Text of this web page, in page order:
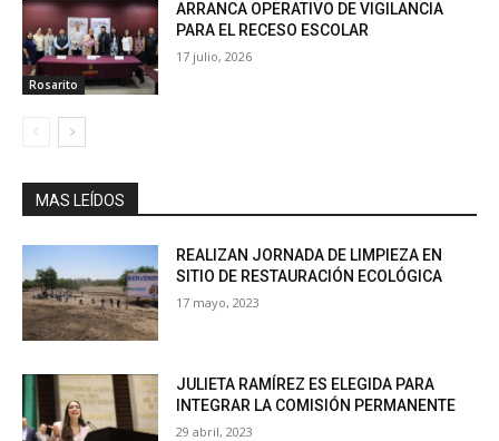
Rosarito
ARRANCA OPERATIVO DE VIGILANCIA
PARA EL RECESO ESCOLAR
17 julio, 2026
MAS LEÍDOS
REALIZAN JORNADA DE LIMPIEZA EN
SITIO DE RESTAURACIÓN ECOLÓGICA
17 mayo, 2023
JULIETA RAMÍREZ ES ELEGIDA PARA
INTEGRAR LA COMISIÓN PERMANENTE
29 abril, 2023